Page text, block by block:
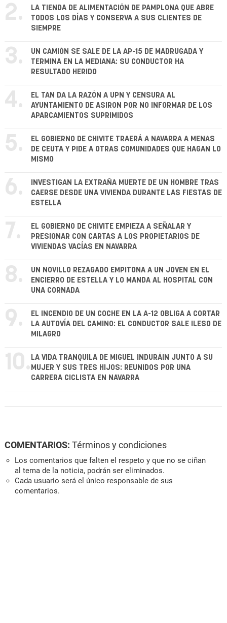
2.
LA TIENDA DE ALIMENTACIÓN DE PAMPLONA QUE ABRE
TODOS LOS DÍAS Y CONSERVA A SUS CLIENTES DE
SIEMPRE
3.
UN CAMIÓN SE SALE DE LA AP-15 DE MADRUGADA Y
TERMINA EN LA MEDIANA: SU CONDUCTOR HA
RESULTADO HERIDO
4.
EL TAN DA LA RAZÓN A UPN Y CENSURA AL
AYUNTAMIENTO DE ASIRON POR NO INFORMAR DE LOS
APARCAMIENTOS SUPRIMIDOS
5.
EL GOBIERNO DE CHIVITE TRAERÁ A NAVARRA A MENAS
DE CEUTA Y PIDE A OTRAS COMUNIDADES QUE HAGAN LO
MISMO
6.
INVESTIGAN LA EXTRAÑA MUERTE DE UN HOMBRE TRAS
CAERSE DESDE UNA VIVIENDA DURANTE LAS FIESTAS DE
ESTELLA
7.
EL GOBIERNO DE CHIVITE EMPIEZA A SEÑALAR Y
PRESIONAR CON CARTAS A LOS PROPIETARIOS DE
VIVIENDAS VACÍAS EN NAVARRA
8.
UN NOVILLO REZAGADO EMPITONA A UN JOVEN EN EL
ENCIERRO DE ESTELLA Y LO MANDA AL HOSPITAL CON
UNA CORNADA
9.
EL INCENDIO DE UN COCHE EN LA A-12 OBLIGA A CORTAR
LA AUTOVÍA DEL CAMINO: EL CONDUCTOR SALE ILESO DE
MILAGRO
10. LA VIDA TRANQUILA DE MIGUEL INDURÁIN JUNTO A SU
MUJER Y SUS TRES HIJOS: REUNIDOS POR UNA
CARRERA CICLISTA EN NAVARRA
COMENTARIOS: Términos y condiciones
Los comentarios que falten el respeto y que no se ciñan
al tema de la noticia, podrán ser eliminados.
Cada usuario será el único responsable de sus
comentarios.